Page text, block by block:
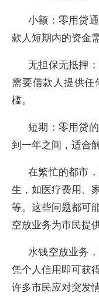
小额：零用贷
款人短期内的资金需
无担保无抵押
需要借款人提供任
槛。
短期：零用贷
到一年之间，适合
在繁忙的都市
生，如医疗费用、
等。这些问题都可
空放业务为市民提
水钱空放业务
凭个人信用即可获
许多市民应对突发